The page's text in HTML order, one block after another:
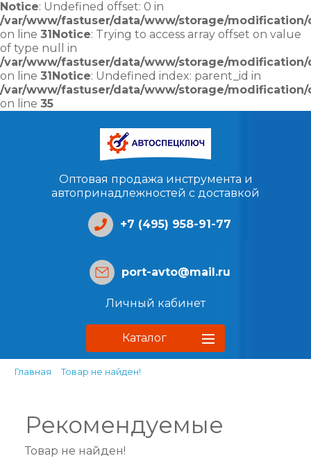
Notice: Undefined offset: 0 in
/var/www/fastuser/data/www/storage/
on line 31Notice: Trying to access array offset on value
of type null in
/var/www/fastuser/data/www/storage/
on line 31Notice: Undefined index: parent_id in
/var/www/fastuser/data/www/storage/
on line 35
Оптовая продажа инструмента и
автопринадлежностей с доставкой
+7 (495) 958-91-77
port-avto@mail.ru
Личный кабинет
Каталог
Главная Товар не найден!
Рекомендуемые
Товар не найден!